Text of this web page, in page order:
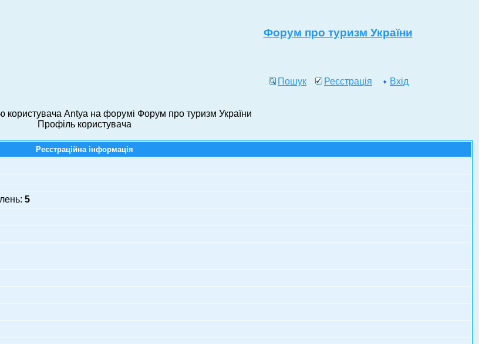
Форум про туризм України
Пошук Реєстрація Вхід
користувача Antya на форумі Форум про туризм України
Профіль користувача
Реєстраційна інформація
5